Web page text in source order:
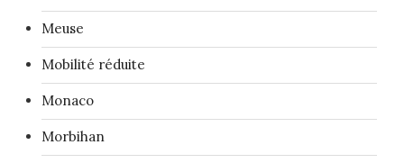
Meuse
Mobilité réduite
Monaco
Morbihan